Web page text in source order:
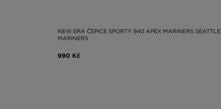
NEW ERA ČEPICE SPORTY 940 APEX MARINERS SEATTLE
MARINERS
990 Kč